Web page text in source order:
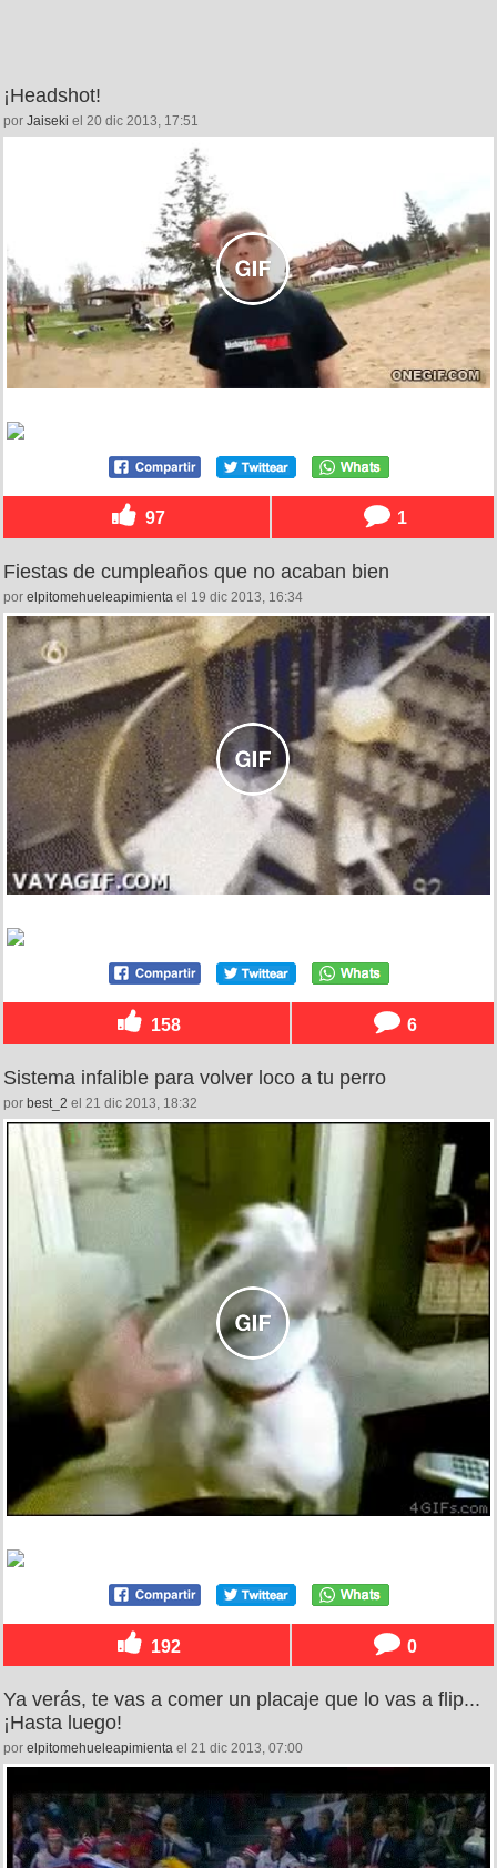
¡Headshot!
por Jaiseki el 20 dic 2013, 17:51
97 1
Fiestas de cumpleaños que no acaban bien
por elpitomehueleapimienta el 19 dic 2013, 16:34
158 6
Sistema infalible para volver loco a tu perro
por best_2 el 21 dic 2013, 18:32
192 0
Ya verás, te vas a comer un placaje que lo vas a flip...
¡Hasta luego!
por elpitomehueleapimienta el 21 dic 2013, 07:00